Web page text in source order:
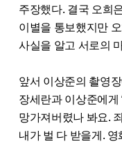
주장했다. 결국 오희
이별을 통보했지만
사실을 알고 서로의
앞서 이상준의 촬영
장세란과 이상준에
망가져버렸나 봐요.
내가 벌 다 받을게.